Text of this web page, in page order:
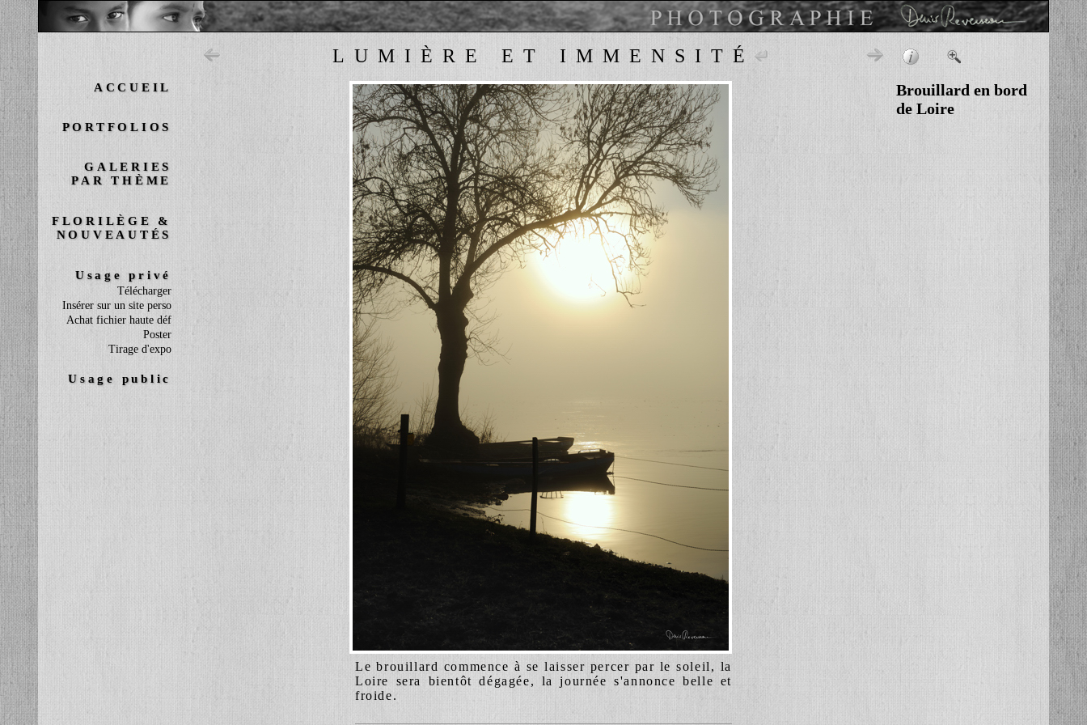
LUMIÈRE ET IMMENSITÉ
ACCUEIL
PORTFOLIOS
GALERIES
PAR THÈME
FLORILÈGE &
NOUVEAUTÉS
Usage privé
Télécharger
Insérer sur un site perso
Achat fichier haute déf
Poster
Tirage d'expo
Usage public
Brouillard en bord
de Loire
Le brouillard commence à se laisser percer par le soleil, la
Loire sera bientôt dégagée, la journée s'annonce belle et
froide.